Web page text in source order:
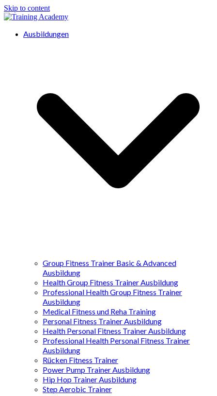
Skip to content
Ausbildungen
Group Fitness Trainer Basic & Advanced
Ausbildung
Health Group Fitness Trainer Ausbildung
Professional Health Group Fitness Trainer
Ausbildung
Medical Fitness und Reha Training
Personal Fitness Trainer Ausbildung
Health Personal Fitness Trainer Ausbildung
Professional Health Personal Fitness Trainer
Ausbildung
Rücken Fitness Trainer
Power Pump Trainer Ausbildung
Hip Hop Trainer Ausbildung
Step Aerobic Trainer